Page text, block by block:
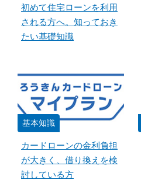
初めて住宅ローンを利用
される方へ。知っておき
たい基礎知識
基本知識
カードローンの金利負担
が大きく、借り換えを検
討している方